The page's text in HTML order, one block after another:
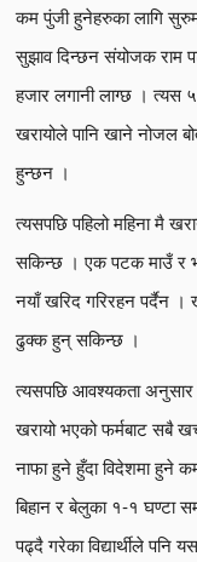
कम पुंजी हुनेहरुका लागि
सुझाव दिन्छन संयोजक राम
हजार लगानी लाग्छ । त्यस
खरायोले पानि खाने नोजल
हुन्छन ।
त्यसपछि पहिलो महिना मै
सकिन्छ । एक पटक माउँ र
नयाँ खरिद गरिरहन पर्दैन
ढुक्क हुन् सकिन्छ ।
त्यसपछि आवश्यकता
खरायो भएको फर्मबाट सबै
नाफा हुने हुँदा विदेशमा
बिहान र बेलुका १-१ घण्टा
पढ्दै गरेका विद्यार्थीले